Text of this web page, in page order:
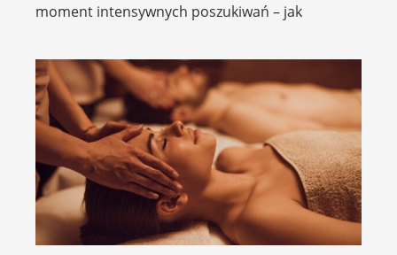
moment intensywnych poszukiwań – jak